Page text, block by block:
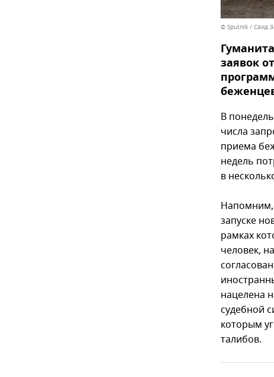
© Sputnik / Саид
заявок
В
числа
приема
недель
в
Напомним,
запуске
рамках
человек,
нацелена
судебной
которым
талибов.